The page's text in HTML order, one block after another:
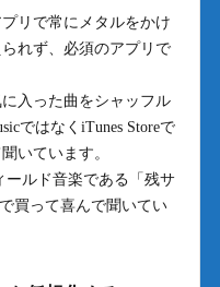
リで常にメタルをかけ
れず、必須のアプリで
入った曲をシャッフル
ではなくiTunes Storeで
いています。
ルド音楽である「残サ
買って喜んで聞いてい